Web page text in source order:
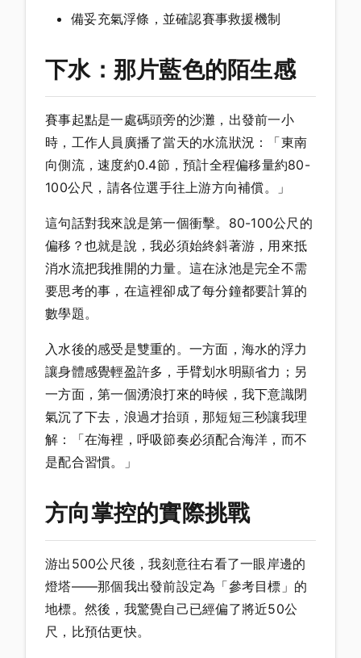
備妥充氣浮條，並確認賽事救援機制
下水：那片藍色的陌生感
賽事起點是一處碼頭旁的沙灘，出發前一小
時，工作人員廣播了當天的水流狀況：「東南
向側流，速度約0.4節，預計全程偏移量約80-
100公尺，請各位選手往上游方向補償。」
這句話對我來說是第一個衝擊。80-100公尺的
偏移？也就是說，我必須始終斜著游，用來抵
消水流把我推開的力量。這在泳池是完全不需
要思考的事，在這裡卻成了每分鐘都要計算的
數學題。
入水後的感受是雙重的。一方面，海水的浮力
讓身體感覺輕盈許多，手臂划水明顯省力；另
一方面，第一個湧浪打來的時候，我下意識閉
氣沉了下去，浪過才抬頭，那短短三秒讓我理
解：「在海裡，呼吸節奏必須配合海洋，而不
是配合習慣。」
方向掌控的實際挑戰
游出500公尺後，我刻意往右看了一眼岸邊的
燈塔——那個我出發前設定為「參考目標」的
地標。然後，我驚覺自己已經偏了將近50公
尺，比預估更快。